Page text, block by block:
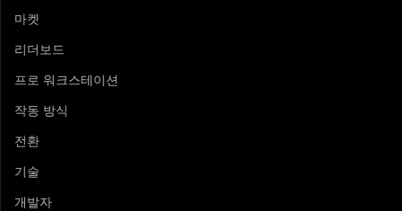
마켓
리더보드
프로 워크스테이션
작동 방식
전환
기술
개발자